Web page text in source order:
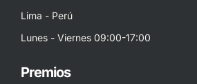
Lima - Perú
Lunes - Viernes 09:00-17:00
Premios